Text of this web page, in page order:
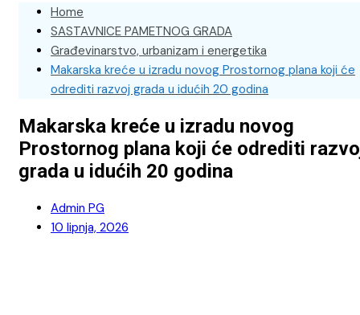
Home
SASTAVNICE PAMETNOG GRADA
Građevinarstvo, urbanizam i energetika
Makarska kreće u izradu novog Prostornog plana koji će
odrediti razvoj grada u idućih 20 godina
Makarska kreće u izradu novog
Prostornog plana koji će odrediti
grada u idućih 20 godina
Admin PG
10 lipnja, 2026